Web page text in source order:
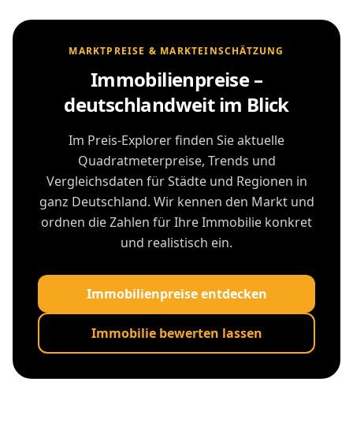
MARKTPREISE & MARKTEINSCHÄTZUNG
Immobilienpreise –
deutschlandweit im Blick
Im Preis-Explorer finden Sie aktuelle
Quadratmeterpreise, Trends und
Vergleichsdaten für Städte und Regionen in
ganz Deutschland. Wir kennen den Markt und
ordnen die Zahlen für Ihre Immobilie konkret
und realistisch ein.
Immobilienpreise entdecken
Immobilie bewerten lassen